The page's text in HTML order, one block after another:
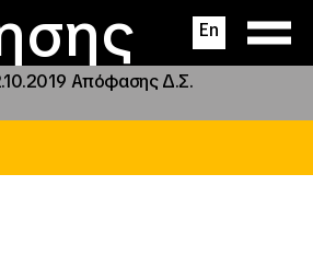
En
Απόφασης Δ.Σ.